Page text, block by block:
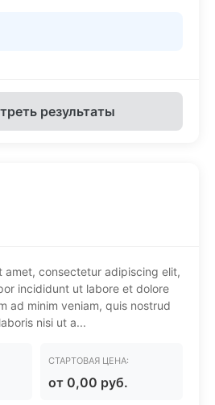
результаты
amet, consectetur adipiscing elit,
incididunt ut labore et dolore
ad minim veniam, quis nostrud
nisi ut a...
СТАРТОВАЯ ЦЕНА:
от 0,00 руб.